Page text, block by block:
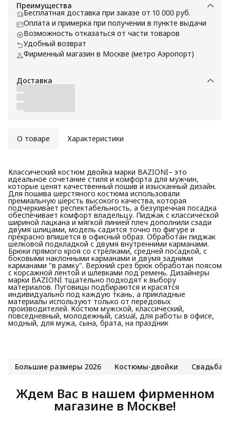
Преимущества
Бесплатная доставка при заказе от 10 000 руб.
Оплата и примерка при получении в пункте выдачи
Возможность отказаться от части товаров
Удобный возврат
Фирменный магазин в Москве (метро Аэропорт)
Доставка
О товаре Характеристики
Классический костюм двойка марки BAZIONI– это
идеальное сочетание стиля и комфорта для мужчин,
которые ценят качественный пошив и изысканный дизайн.
Для пошива шерстяного костюма использовали
премиальную шерсть высокого качества, которая
подчеркивает респектабельность, а безупречная посадка
обеспечивает комфорт владельцу. Пиджак с классической
шириной лацкана и мягкой линией плеч дополнили сзади
двумя шлицами, модель садится точно по фигуре и
прекрасно впишется в офисный образ. Обработан пиджак
шелковой подкладкой с двумя внутренними карманами.
Брюки прямого кроя со стрелками, средней посадкой, с
боковыми наклонными карманами и двумя задними
карманами "в рамку". Верхний срез брюк обработан поясом
с корсажной лентой и шлевками под ремень. Дизайнеры
марки BAZIONI тщательно подходят к выбору
материалов. Пуговицы подбираются и красятся
индивидуально под каждую ткань, а прикладные
материалы используют только от передовых
производителей. Костюм мужской, классический,
повседневный, молодежный, casual, для работы в офисе,
модный, для мужа, сына, брата, на праздник
Большие размеры 2026 Костюмы-двойки Свадьба
Ждем Вас в нашем фирменном
магазине в Москве!